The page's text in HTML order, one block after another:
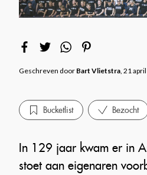
Geschreven door Bart Vlietstra, 21
Bucketlist Bezocht
In 129 jaar kwam er in
stoet aan eigenaren